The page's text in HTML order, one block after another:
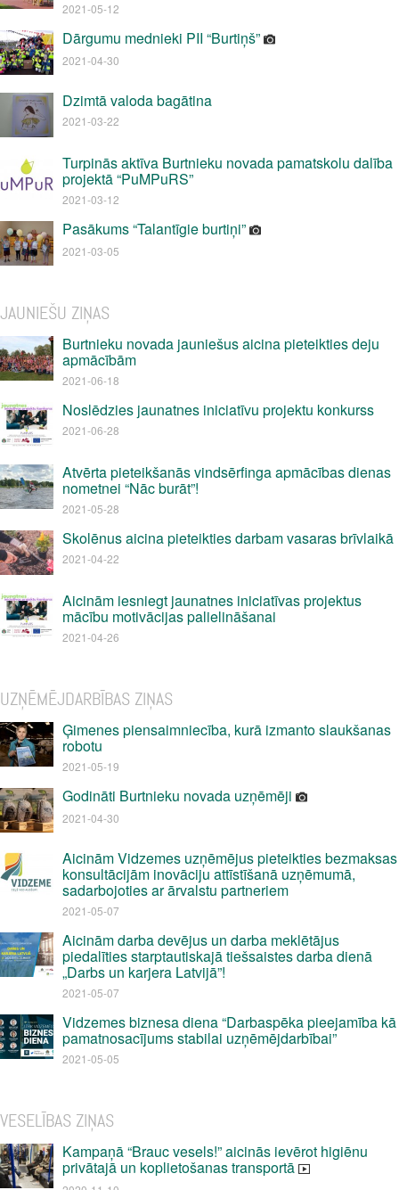
2021-05-12
Dārgumu mednieki PII “Burtiņš”
2021-04-30
Dzimtā valoda bagātina
2021-03-22
Turpinās aktīva Burtnieku novada pamatskolu dalība
projektā “PuMPuRS”
2021-03-12
Pasākums “Talantīgie burtiņi”
2021-03-05
JAUNIEŠU ZIŅAS
Burtnieku novada jauniešus aicina pieteikties deju
apmācībām
2021-06-18
Noslēdzies jaunatnes iniciatīvu projektu konkurss
2021-06-28
Atvērta pieteikšanās vindsērfinga apmācības dienas
nometnei “Nāc burāt”!
2021-05-28
Skolēnus aicina pieteikties darbam vasaras brīvlaikā
2021-04-22
Aicinām iesniegt jaunatnes iniciatīvas projektus
mācību motivācijas palielināšanai
2021-04-26
UZŅĒMĒJDARBĪBAS ZIŅAS
Ģimenes piensaimniecība, kurā izmanto slaukšanas
robotu
2021-05-19
Godināti Burtnieku novada uzņēmēji
2021-04-30
Aicinām Vidzemes uzņēmējus pieteikties bezmaksas
konsultācijām inovāciju attīstīšanā uzņēmumā,
sadarbojoties ar ārvalstu partneriem
2021-05-07
Aicinām darba devējus un darba meklētājus
piedalīties starptautiskajā tiešsaistes darba dienā
„Darbs un karjera Latvijā”!
2021-05-07
Vidzemes biznesa diena “Darbaspēka pieejamība kā
pamatnosacījums stabilai uzņēmējdarbībai”
2021-05-05
VESELĪBAS ZIŅAS
Kampaņā “Brauc vesels!” aicinās ievērot higiēnu
privātajā un koplietošanas transportā